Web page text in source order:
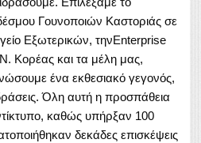
Γουνοποιών Καστοριάς σε
Εξωτερικών, τηνΕnterprise
Κορέας και τα μέλη μας,
ένα εκθεσιακό γεγονός,
Όλη αυτή η προσπάθεια
καθώς υπήρξαν 100
δεκάδες επισκέψεις